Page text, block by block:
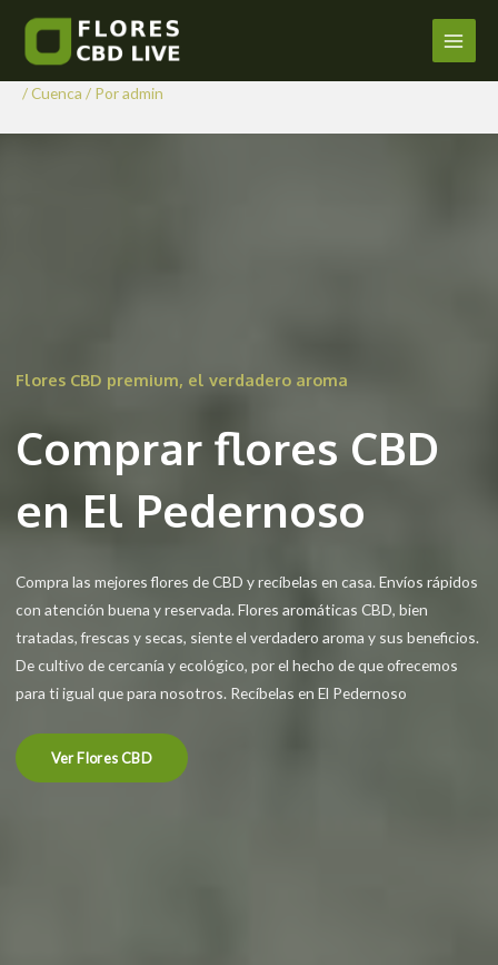
contenido
Main
Comprar Flores CBD en El
Pedernoso
/Cuenca / Poradmin
Flores CBD premium, el verdadero aroma
Comprar flores CBD
en El Pedernoso
Compra las mejores flores de CBD y recíbelas en casa. Envíos rápidos
con atención buena y reservada. Flores aromáticas CBD, bien
tratadas, frescas y secas, siente el verdadero aroma y sus beneficios.
De cultivo de cercanía y ecológico, por el hecho de que ofrecemos
para ti igual que para nosotros. Recíbelas en El Pedernoso
Ver Flores CBD